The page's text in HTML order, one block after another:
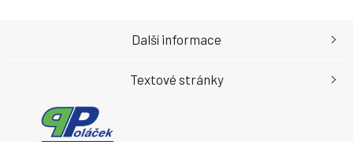
Další informace
Textové stránky